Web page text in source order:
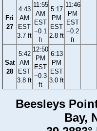
Fri
27
4:43
AM
EST
3.7 ft
11:55
AM
EST
−0.1
ft
5:17
PM
EST
2.8 ft
11:46
PM
EST
−0.2
ft
Sat
28
5:42
AM
EST
3.8 ft
12:50
PM
EST
−0.3
ft
6:13
PM
EST
3.0 ft
Beesleys
Bay,